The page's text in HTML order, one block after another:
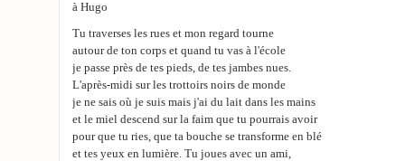
à Hugo
Tu traverses les rues et mon regard tourne
autour de ton corps et quand tu vas à l'école
je passe près de tes pieds, de tes jambes nues.
L'après-midi sur les trottoirs noirs de monde
je ne sais où je suis mais j'ai du lait dans les mains
et le miel descend sur la faim que tu pourrais avoir
pour que tu ries, que ta bouche se transforme en blé
et tes yeux en lumière. Tu joues avec un ami,